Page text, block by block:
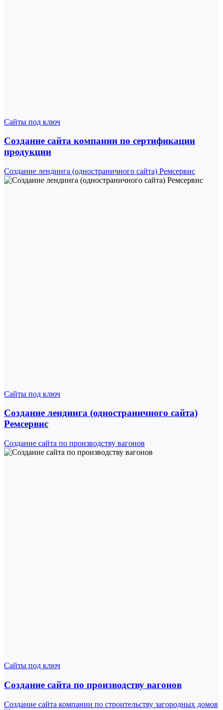
Сайты под ключ
Создание сайта компании по сертификации
продукции
Создание лендинга (одностраничного сайта) Ремсервис
Сайты под ключ
Создание лендинга (одностраничного сайта)
Ремсервис
Создание сайта по производству вагонов
Сайты под ключ
Создание сайта по производству вагонов
Создание сайта компании по строительству загородных домов